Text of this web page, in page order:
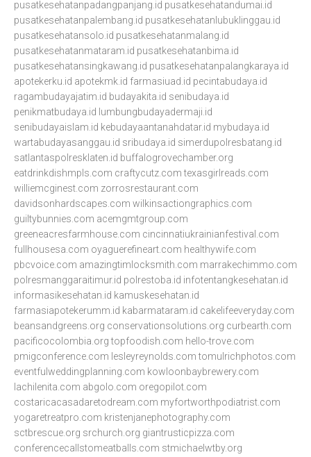
pusatkesehatanpadangpanjang.id pusatkesehatandumai.id
pusatkesehatanpalembang.id pusatkesehatanlubuklinggau.id
pusatkesehatansolo.id pusatkesehatanmalang.id
pusatkesehatanmataram.id pusatkesehatanbima.id
pusatkesehatansingkawang.id pusatkesehatanpalangkaraya.id
apotekerku.id apotekmk.id farmasiuad.id pecintabudaya.id
ragambudayajatim.id budayakita.id senibudaya.id
penikmatbudaya.id lumbungbudayadermaji.id
senibudayaislam.id kebudayaantanahdatar.id mybudaya.id
wartabudayasanggau.id sribudaya.id simerdupolresbatang.id
satlantaspolresklaten.id buffalogrovechamber.org
eatdrinkdishmpls.com craftycutz.com texasgirlreads.com
williemcginest.com zorrosrestaurant.com
davidsonhardscapes.com wilkinsactiongraphics.com
guiltybunnies.com acemgmtgroup.com
greeneacresfarmhouse.com cincinnatiukrainianfestival.com
fullhousesa.com oyaguerefineart.com healthywife.com
pbcvoice.com amazingtimlocksmith.com marrakechimmo.com
polresmanggaraitimur.id polrestoba.id infotentangkesehatan.id
informasikesehatan.id kamuskesehatan.id
farmasiapotekerumm.id kabarmataram.id cakelifeeveryday.com
beansandgreens.org conservationsolutions.org curbearth.com
pacificocolombia.org topfoodish.com hello-trove.com
pmigconference.com lesleyreynolds.com tomulrichphotos.com
eventfulweddingplanning.com kowloonbaybrewery.com
lachilenita.com abgolo.com oregopilot.com
costaricacasadaretodream.com myfortworthpodiatrist.com
yogaretreatpro.com kristenjanephotography.com
sctbrescue.org srchurch.org giantrusticpizza.com
conferencecallstomeatballs.com stmichaelwtby.org